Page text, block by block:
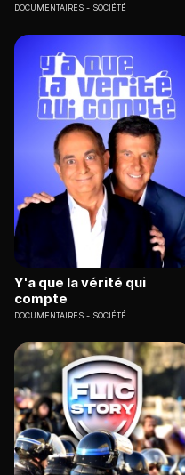
DOCUMENTAIRES SOCIÉTÉ
Y'a que la vérité qui
compte
DOCUMENTAIRES SOCIÉTÉ